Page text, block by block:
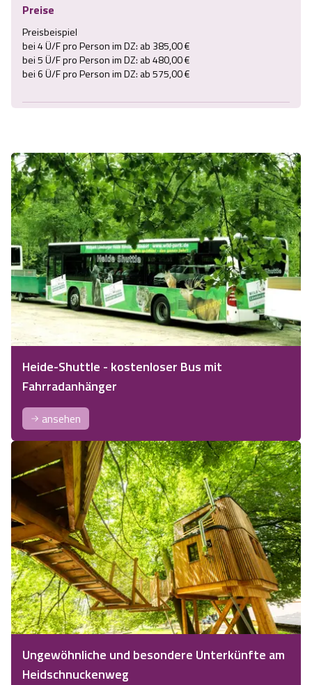
Preise
Preisbeispiel
bei 4 Ü/F pro Person im DZ: ab 385,00 €
bei 5 Ü/F pro Person im DZ: ab 480,00 €
bei 6 Ü/F pro Person im DZ: ab 575,00 €
Heide-Shuttle - kostenloser Bus mit
Fahrradanhänger
ansehen
Ungewöhnliche und besondere Unterkünfte am
Heidschnuckenweg